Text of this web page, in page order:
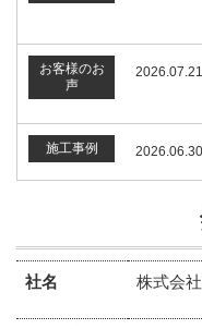
お客様のお
声
2026.07.21
施工事例 2026.06.30
社名 株式会